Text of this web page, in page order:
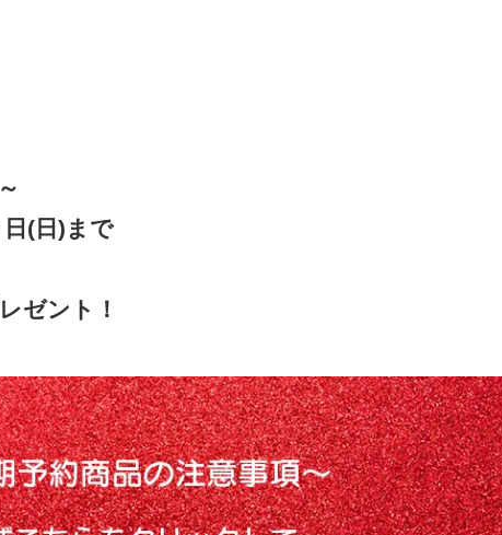
(日)まで
ゼント！